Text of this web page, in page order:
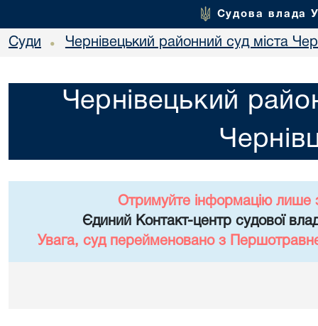
Судова влада
Суди • Чернівецький районний суд міста
Чернівецький
Отримуйте інформацію лише
Єдиний Контакт-центр судової
Увага, суд перейменовано з